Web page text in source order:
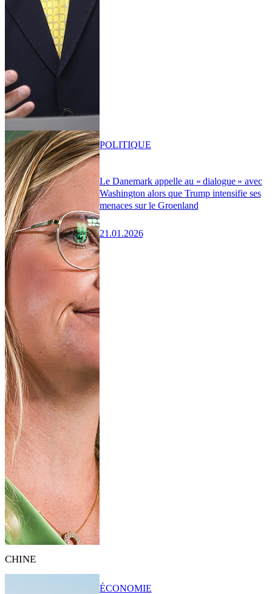
Le Danemark appelle au « dialogue » avec
Washington alors que Trump intensifie ses
menaces sur le Groenland
21.01.2026
POLITIQUE
CHINE
ÉCONOMIE